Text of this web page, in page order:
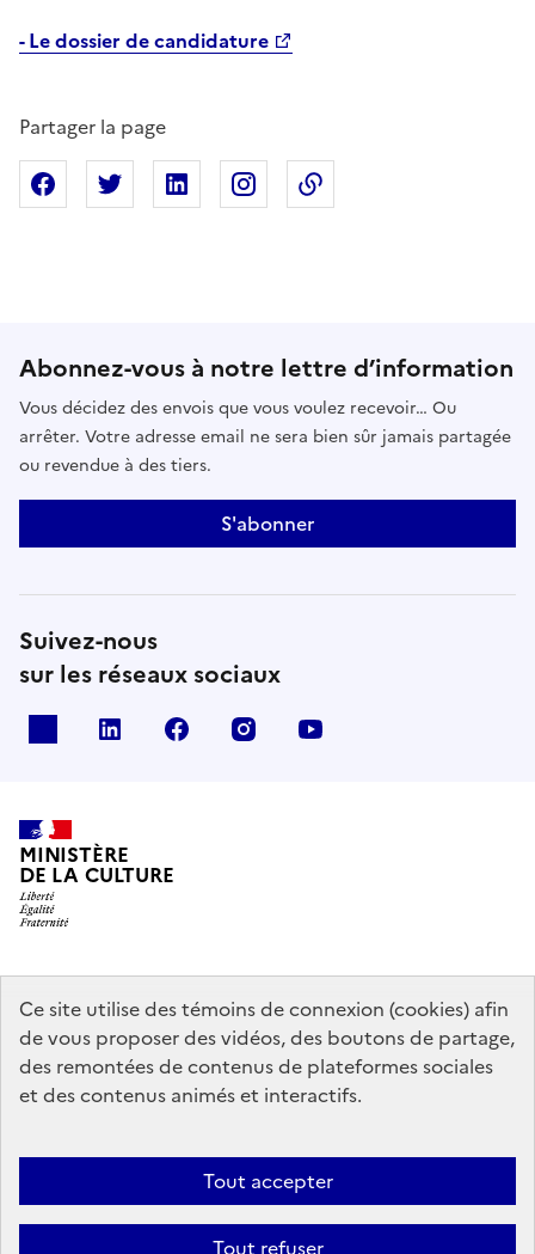
Ce site utilise des témoins de connexion (cookies) afin
de vous proposer des vidéos, des boutons de partage,
des remontées de contenus de plateformes sociales
et des contenus animés et interactifs.
Tout accepter
Tout refuser
- Le dossier de candidature
Partager la page
Partager sur Facebook
Partager sur XPartager sur Linkedin
Partager sur Instagram
Abonnez-vous à notre lettre d’information
Vous décidez des envois que vous voulez recevoir… Ou
arrêter. Votre adresse email ne sera bien sûr jamais partagée
ou revendue à des tiers.
S'abonner
Suivez-nous
sur les réseaux sociaux
linkedin facebook instagram
MINISTÈRE
DE LA CULTURE
data.gouv.fr legifrance.gouv.fr
info.gouv.fr
service-public.gouv.fr
Contact Mentions légales
Accessibilité : partiellement conforme
Politique générale de protection des données
des témoins de connexion (cookies)
Plan du site